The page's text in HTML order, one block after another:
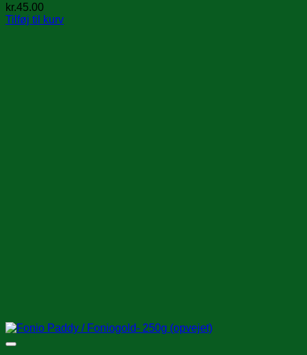
kr.45.00
Tilføj til kurv